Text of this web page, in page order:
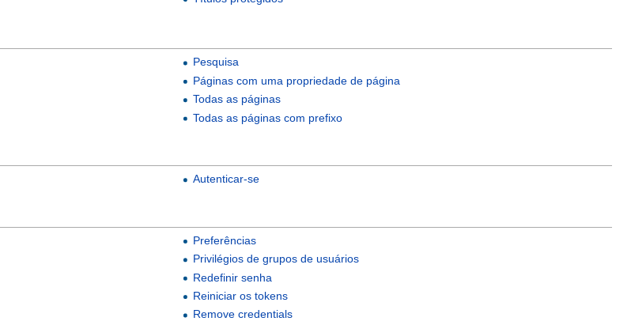
Pesquisa
Páginas com uma propriedade de página
Todas as páginas
Todas as páginas com prefixo
Autenticar-se
Preferências
Privilégios de grupos de usuários
Redefinir senha
Reiniciar os tokens
Remove credentials